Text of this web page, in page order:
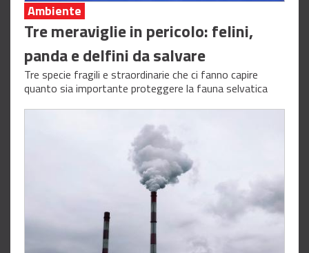
Ambiente
Tre meraviglie in pericolo: felini,
panda e delfini da salvare
Tre specie fragili e straordinarie che ci fanno capire
quanto sia importante proteggere la fauna selvatica